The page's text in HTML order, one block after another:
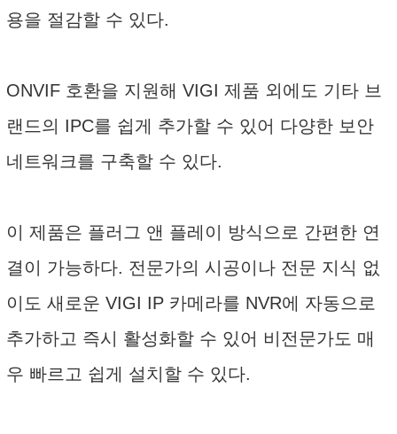
용을 절감할 수 있다.
ONVIF 호환을 지원해 VIGI 제품 외에도 기타 브
랜드의 IPC를 쉽게 추가할 수 있어 다양한 보안
네트워크를 구축할 수 있다.
이 제품은 플러그 앤 플레이 방식으로 간편한 연
결이 가능하다. 전문가의 시공이나 전문 지식 없
이도 새로운 VIGI IP 카메라를 NVR에 자동으로
추가하고 즉시 활성화할 수 있어 비전문가도 매
우 빠르고 쉽게 설치할 수 있다.